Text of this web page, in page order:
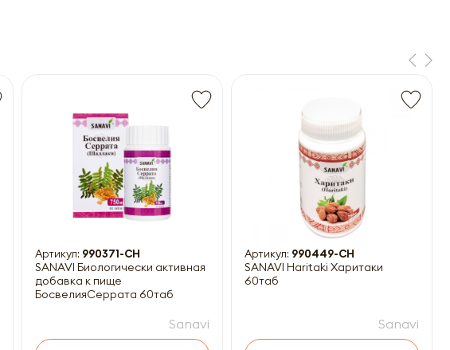
Артикул: 990371-CH
SANAVI Биологически активная
добавка к пище
БосвелияСеррата 60таб
Sanavi
Артикул: 990449-CH
SANAVI Haritaki Харитаки
60таб
Sanavi